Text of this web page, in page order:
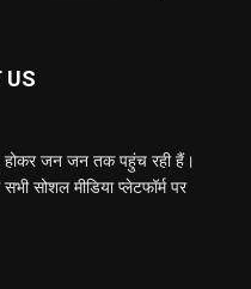
US
होकर जन जन तक पहुंच रही हैं।
सोशल मीडिया प्लेटफॉर्म पर